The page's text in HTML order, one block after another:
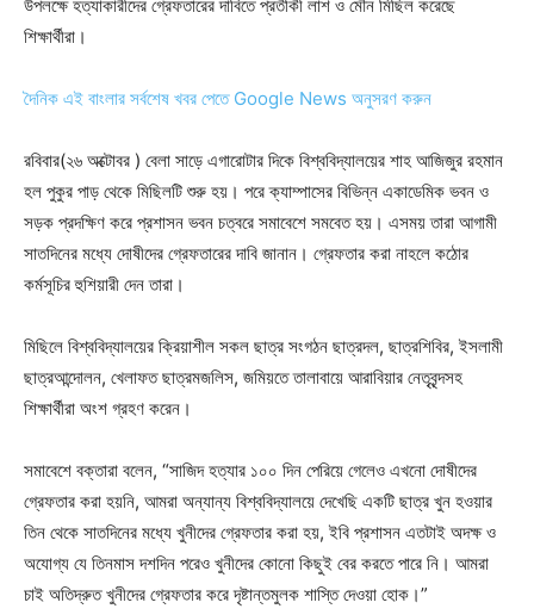
উপলক্ষে হত্যাকারীদের গ্রেফতারের দাবিতে প্রতীকী লাশ ও মৌন মিছিল করেছে
শিক্ষার্থীরা।
দৈনিক এই বাংলার সর্বশেষ খবর পেতে Google News অনুসরণ করুন
রবিবার(২৬ অক্টোবর ) বেলা সাড়ে এগারোটার দিকে বিশ্ববিদ্যালয়ের শাহ আজিজুর রহমান
হল পুকুর পাড় থেকে মিছিলটি শুরু হয়। পরে ক্যাম্পাসের বিভিন্ন একাডেমিক ভবন ও
সড়ক প্রদক্ষিণ করে প্রশাসন ভবন চত্বরে সমাবেশে সমবেত হয়। এসময় তারা আগামী
সাতদিনের মধ্যে দোষীদের গ্রেফতারের দাবি জানান। গ্রেফতার করা নাহলে কঠোর
কর্মসূচির হুশিয়ারী দেন তারা।
মিছিলে বিশ্ববিদ্যালয়ের ক্রিয়াশীল সকল ছাত্র সংগঠন ছাত্রদল, ছাত্রশিবির, ইসলামী
ছাত্রআন্দোলন, খেলাফত ছাত্রমজলিস, জমিয়তে তালাবায়ে আরাবিয়ার নেতৃবৃন্দসহ
শিক্ষার্থীরা অংশ গ্রহণ করেন।
সমাবেশে বক্তারা বলেন, “সাজিদ হত্যার ১০০ দিন পেরিয়ে গেলেও এখনো দোষীদের
গ্রেফতার করা হয়নি, আমরা অন্যান্য বিশ্ববিদ্যালয়ে দেখেছি একটি ছাত্র খুন হওয়ার
তিন থেকে সাতদিনের মধ্যে খুনীদের গ্রেফতার করা হয়, ইবি প্রশাসন এতটাই অদক্ষ ও
অযোগ্য যে তিনমাস দশদিন পরেও খুনীদের কোনো কিছুই বের করতে পারে নি। আমরা
চাই অতিদ্রুত খুনীদের গ্রেফতার করে দৃষ্টান্তমুলক শাস্তি দেওয়া হোক।”